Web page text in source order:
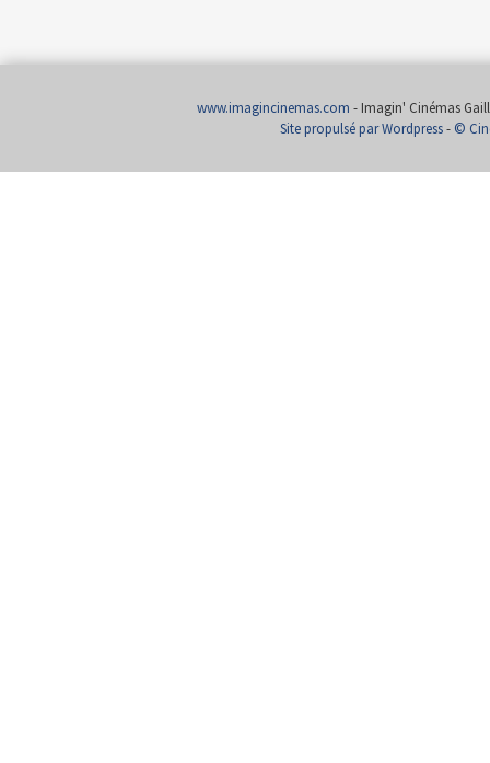
www.imagincinemas.com - Imagin' Cinémas
Site propulsé par Wordpress- ©